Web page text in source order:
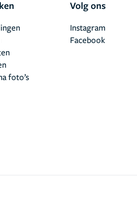
foto’s
Volg ons
Facebook
Instagram